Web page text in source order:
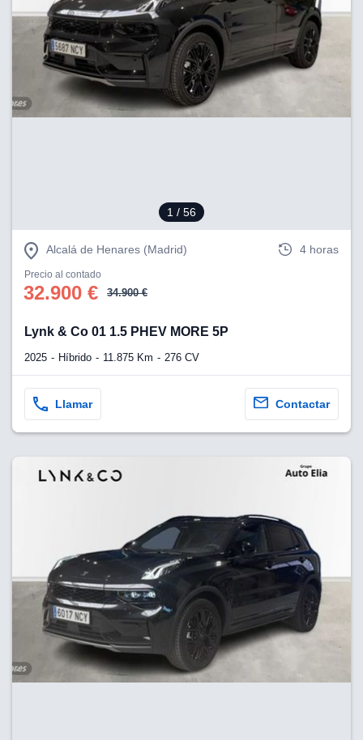
1 / 56
Alcalá de Henares (Madrid) 4 horas
Precio al contado
32.900 € 34.900 €
Lynk & Co 01 1.5 PHEV MORE 5P
2025 Híbrido 11.875 Km 276 CV
Llamar Contactar